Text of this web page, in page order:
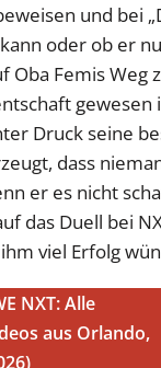
und bei
oder ob er
Oba Femis Weg
gewesen
Druck seine
dass
er es nicht
das Duell bei
viel Erfolg
NXT: Alle
aus Orlando,